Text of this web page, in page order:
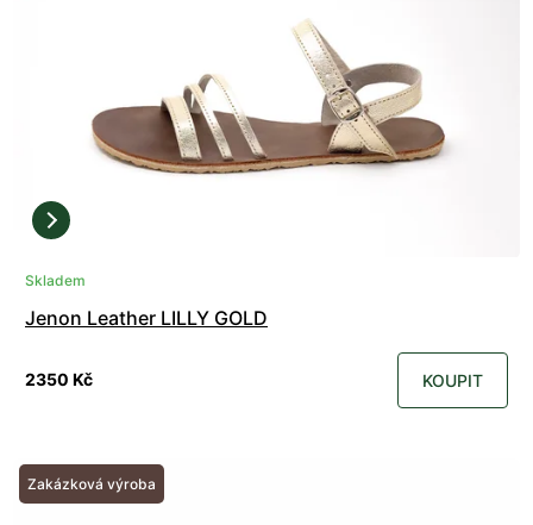
Skladem
Jenon Leather LILLY GOLD
2350 Kč KOUPIT
Zakázková výroba